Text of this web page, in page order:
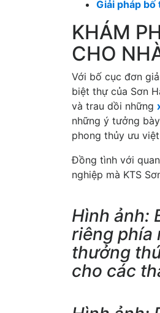
Giải pháp
KHÁM
CHO
Với bố cục đơn
biệt thự của Sơn
và trau dồi những
những ý tưởng
phong thủy ưu
Đồng tình với
nghiệp mà KTS
Hình ảnh:
riêng phía
thưởng
cho các